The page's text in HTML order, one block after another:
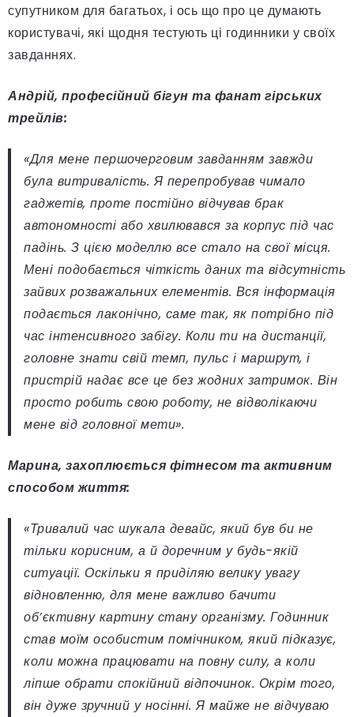
супутником для багатьох, і ось що про це думають
користувачі, які щодня тестують ці годинники у своїх
завданнях.
Андрій, професійний бігун та фанат гірських
трейлів:
«Для мене першочерговим завданням завжди
була витривалість. Я перепробував чимало
гаджетів, проте постійно відчував брак
автономності або хвилювався за корпус під час
падінь. З цією моделлю все стало на свої місця.
Мені подобається чіткість даних та відсутність
зайвих розважальних елементів. Вся інформація
подається лаконічно, саме так, як потрібно під
час інтенсивного забігу. Коли ти на дистанції,
головне знати свій темп, пульс і маршрут, і
пристрій надає все це без жодних затримок. Він
просто робить свою роботу, не відволікаючи
мене від головної мети».
Марина, захоплюється фітнесом та активним
способом життя:
«Тривалий час шукала девайс, який був би не
тільки корисним, а й доречним у будь-якій
ситуації. Оскільки я приділяю велику увагу
відновленню, для мене важливо бачити
об’єктивну картину стану організму. Годинник
став моїм особистим помічником, який підказує,
коли можна працювати на повну силу, а коли
ліпше обрати спокійний відпочинок. Окрім того,
він дуже зручний у носінні. Я майже не відчуваю